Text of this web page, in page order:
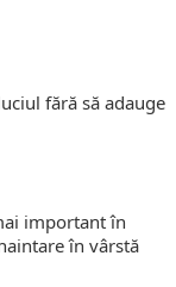
fără să adauge
important în
în vârstă